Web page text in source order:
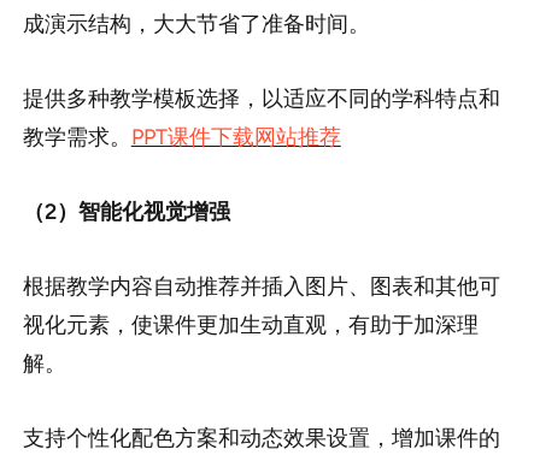
成演示结构，大大节省了准备时间。
提供多种教学模板选择，以适应不同的学科特点和
教学需求。 PPT课件下载网站推荐
（2）智能化视觉增强
根据教学内容自动推荐并插入图片、图表和其他可
视化元素，使课件更加生动直观，有助于加深理
解。
支持个性化配色方案和动态效果设置，增加课件的